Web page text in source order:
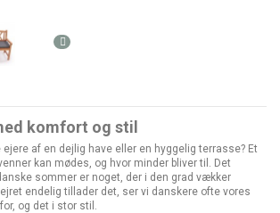
komfort og stil
ejere af en dejlig have eller en hyggelig terrasse? Et
kan mødes, og hvor minder bliver til. Det
sommer er noget, der i den grad vækker
endelig tillader det, ser vi danskere ofte vores
og det i stor stil.